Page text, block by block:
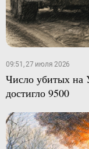
09:51, 27 июля 2026
Число убитых на
достигло 9500